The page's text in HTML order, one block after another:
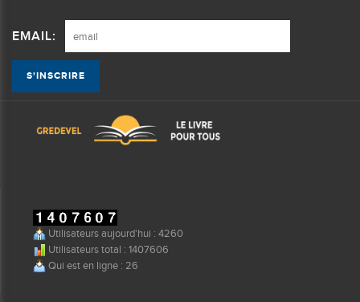
EMAIL:
Utilisateurs aujourd'hui : 4260
Utilisateurs total : 1407606
Qui est en ligne : 26